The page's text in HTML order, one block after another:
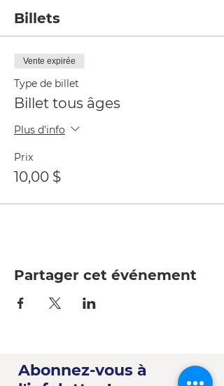
Billets
Vente expirée
Type de billet
Billet tous âges
Plus d'info
Prix
10,00 $
Partager cet événement
Abonnez-vous à